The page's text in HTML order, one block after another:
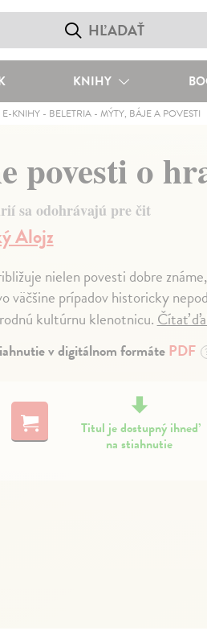
KNIHY
E-KNIHY - BELETRIA -MÝTY, BÁJE A POVESTI
povesti o
sa odohrávajú pre čit
Alojz
nielen povesti dobre
väčšine prípadov historicky
kultúrnu klenotnicu.Čítať
v digitálnom formátePDF
Titul je dostupný ihneď
na stiahnutie